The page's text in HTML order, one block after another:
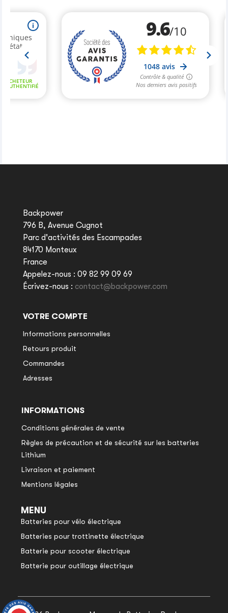
Backpower
796 B, Avenue Cugnot
Parc d'activités des Escampades
84170 Monteux
France
Appelez-nous : 09 82 99 09 69
Écrivez-nous : contact@backpower.com
VOTRE COMPTE
Informations personnelles
Retours produit
Commandes
Adresses
INFORMATIONS
Conditions générales de vente
Règles de précaution et de sécurité sur les batteries
Lithium
Livraison et paiement
Mentions légales
MENU
Batteries pour vélo électrique
Batteries pour trottinette électrique
Batterie pour scooter électrique
Batterie pour outillage électrique